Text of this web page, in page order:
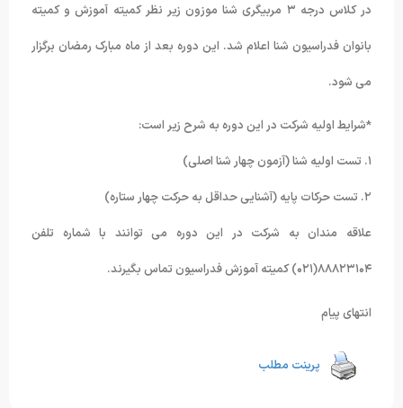
در کلاس درجه ۳ مربیگری شنا موزون زیر نظر کمیته آموزش و کمیته
بانوان فدراسیون شنا اعلام شد. این دوره بعد از ماه مبارک رمضان برگزار
می شود.
*شرایط اولیه شرکت در این دوره به شرح زیر است:
۲. تست حرکات پایه (آشنایی حداقل به حرکت چهار ستاره)
علاقه مندان به شرکت در این دوره می توانند با شماره تلفن
۸۸۸۲۳۱۰۴(۰۲۱) کمیته آموزش فدراسیون تماس بگیرند.
انتهای پیام
پرینت مطلب